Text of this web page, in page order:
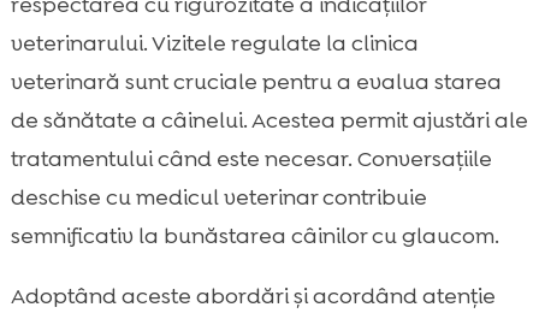
veterinarului. Vizitele regulate la clinica
veterinară sunt cruciale pentru a evalua starea
de sănătate a câinelui. Acestea permit ajustări ale
tratamentului când este necesar. Conversațiile
deschise cu medicul veterinar contribuie
semnificativ la bunăstarea câinilor cu glaucom.
Adoptând aceste abordări și acordând atenție